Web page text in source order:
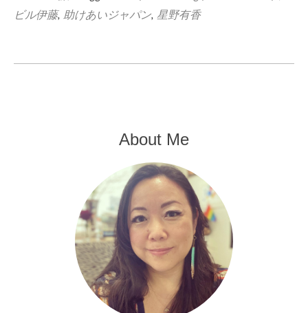
ビル伊藤, 助けあいジャパン, 星野有香
About Me